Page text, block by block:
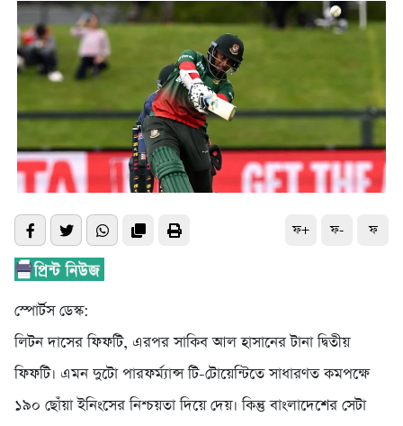
ফ+ ফ- ফ
স্পোর্টস ডেস্ক:
লিটন দাসের ফিফটি, এরপর সাকিব আল হাসানের টানা দ্বিতীয়
ফিফটি। এমন দুটো পারফর্ম্যান্স টি-টোয়েন্টিতে সাধারণত কমপক্ষে
১৯০ ছোঁয়া ইনিংসের নিশ্চয়তা দিয়ে দেয়। কিন্তু বাংলাদেশের সেটা